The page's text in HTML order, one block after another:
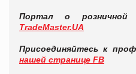
Портал о
TradeMaster.UA
Присоединяйтесь к
нашей странице FB